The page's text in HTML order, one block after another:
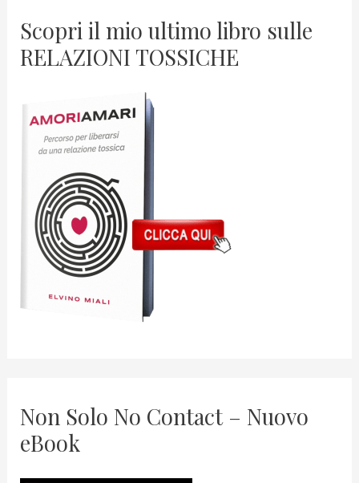
Scopri il mio ultimo libro sulle
RELAZIONI TOSSICHE
Non Solo No Contact – Nuovo
eBook